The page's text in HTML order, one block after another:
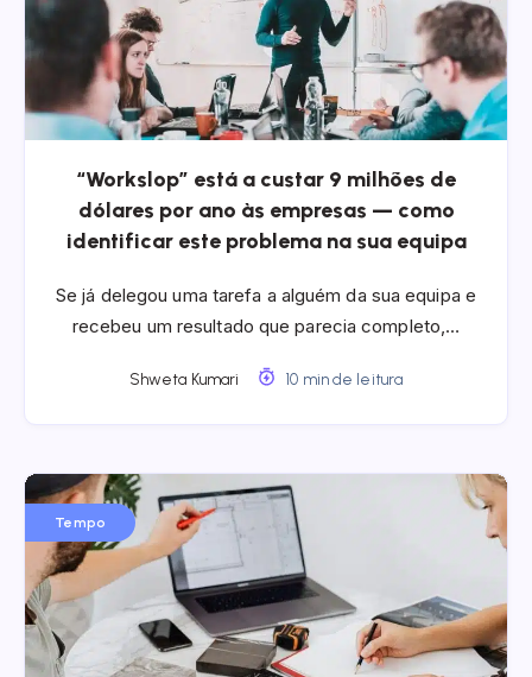
“Workslop” está a custar 9 milhões de
dólares por ano às empresas — como
identificar este problema na sua equipa
Se já delegou uma tarefa a alguém da sua equipa e
recebeu um resultado que parecia completo,…
Shweta Kumari 10 min de leitura
Tempo